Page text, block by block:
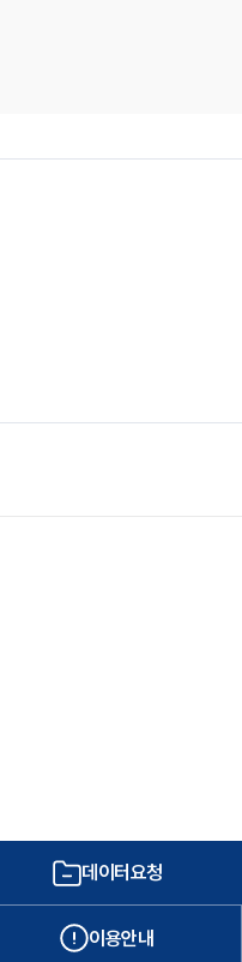
데이터요청
이용안내